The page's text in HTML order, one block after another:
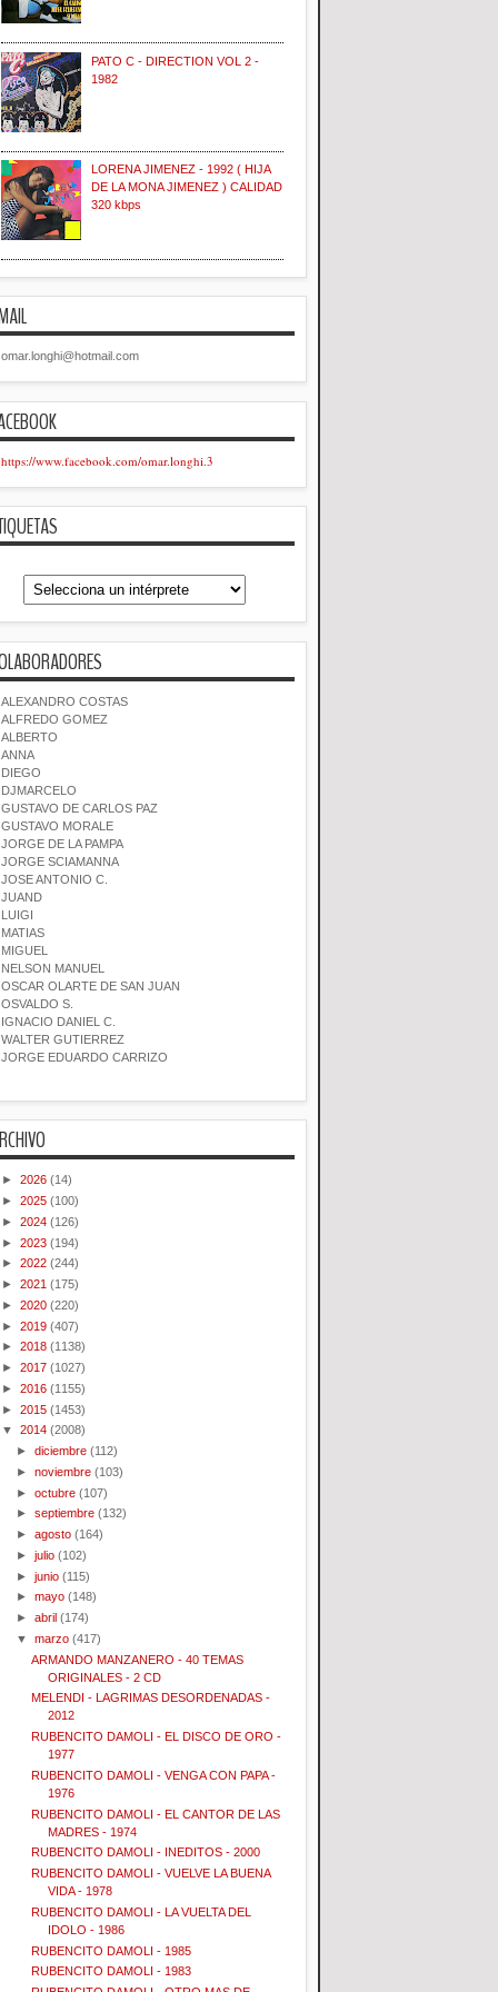
PATO C - DIRECTION VOL 2 -
1982
LORENA JIMENEZ - 1992 ( HIJA
DE LA MONA JIMENEZ ) CALIDAD
320 kbps
omar.longhi@hotmail.com
https://www.facebook.com/omar.longhi.3
ALEXANDRO COSTAS
ALFREDO GOMEZ
ALBERTO
ANNA
DIEGO
DJMARCELO
GUSTAVO DE CARLOS PAZ
GUSTAVO MORALE
JORGE DE LA PAMPA
JORGE SCIAMANNA
JOSE ANTONIO C.
JUAND
LUIGI
MATIAS
MIGUEL
NELSON MANUEL
OSCAR OLARTE DE SAN JUAN
OSVALDO S.
IGNACIO DANIEL C.
WALTER GUTIERREZ
JORGE EDUARDO CARRIZO
► 2026 (14)
► 2025 (100)
► 2024 (126)
► 2023 (194)
► 2022 (244)
► 2021 (175)
► 2020 (220)
► 2019 (407)
► 2018 (1138)
► 2017 (1027)
► 2016 (1155)
► 2015 (1453)
▼ 2014 (2008)
►diciembre (112)
►noviembre (103)
►octubre (107)
►septiembre (132)
►agosto (164)
►julio (102)
►junio (115)
►mayo (148)
►abril (174)
▼marzo (417)
ARMANDO MANZANERO - 40 TEMAS
ORIGINALES - 2 CD
MELENDI - LAGRIMAS DESORDENADAS -
2012
RUBENCITO DAMOLI - EL DISCO DE ORO -
1977
RUBENCITO DAMOLI - VENGA CON PAPA -
1976
RUBENCITO DAMOLI - EL CANTOR DE LAS
MADRES - 1974
RUBENCITO DAMOLI - INEDITOS - 2000
RUBENCITO DAMOLI - VUELVE LA BUENA
VIDA - 1978
RUBENCITO DAMOLI - LA VUELTA DEL
IDOLO - 1986
RUBENCITO DAMOLI - 1985
RUBENCITO DAMOLI - 1983